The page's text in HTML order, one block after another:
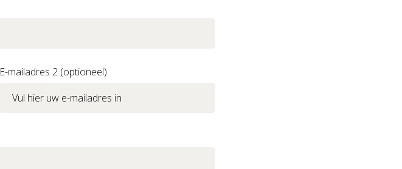
E-mailadres 2 (optioneel)